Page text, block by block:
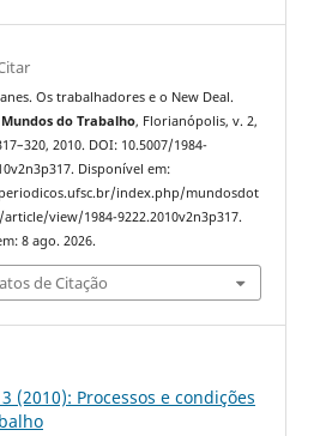
Os trabalhadores e o New Deal.
do Trabalho, Florianópolis, v. 2,
2010. DOI: 10.5007/1984-
Disponível em:
index.php/mundosdot
view/1984-9222.2010v2n3p317.
8 ago. 2026.
de Citação
(2010): Processos e condições